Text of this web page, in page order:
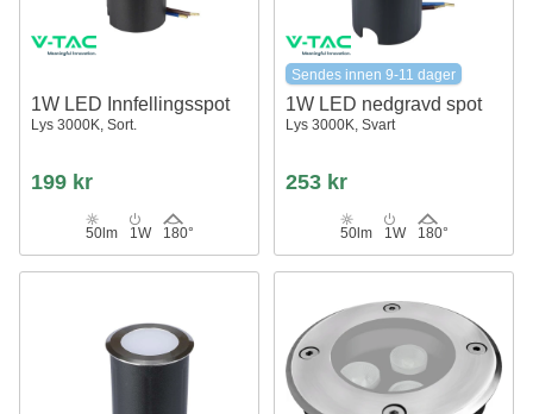
1W LED Innfellingsspot
Lys 3000K, Sort.
199 kr
50lm 1W 180°
Sendes innen 9-11 dager
1W LED nedgravd spot
Lys 3000K, Svart
253 kr
50lm 1W 180°